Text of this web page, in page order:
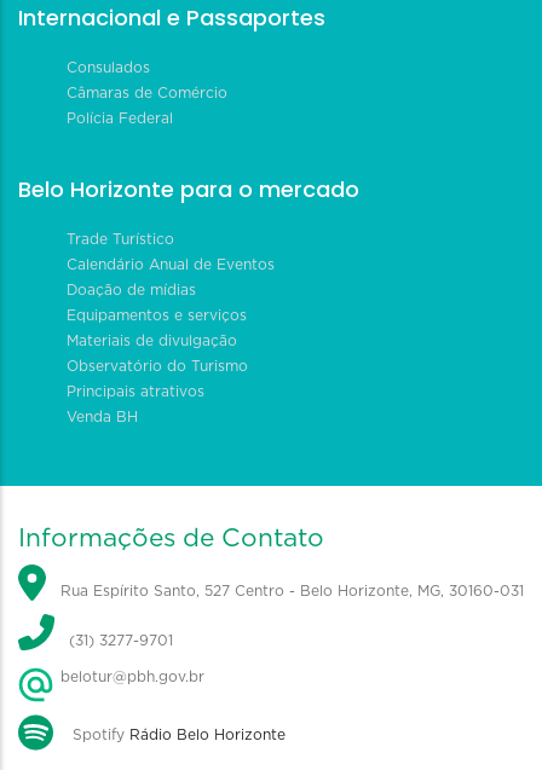
Internacional e Passaportes
Consulados
Câmaras de Comércio
Polícia Federal
Belo Horizonte para o mercado
Trade Turístico
Calendário Anual de Eventos
Doação de mídias
Equipamentos e serviços
Materiais de divulgação
Observatório do Turismo
Principais atrativos
Venda BH
Informações de Contato
Rua Espírito Santo, 527 Centro - Belo Horizonte, MG, 30160-031
(31) 3277-9701
belotur@pbh.gov.br
Spotify Rádio Belo Horizonte